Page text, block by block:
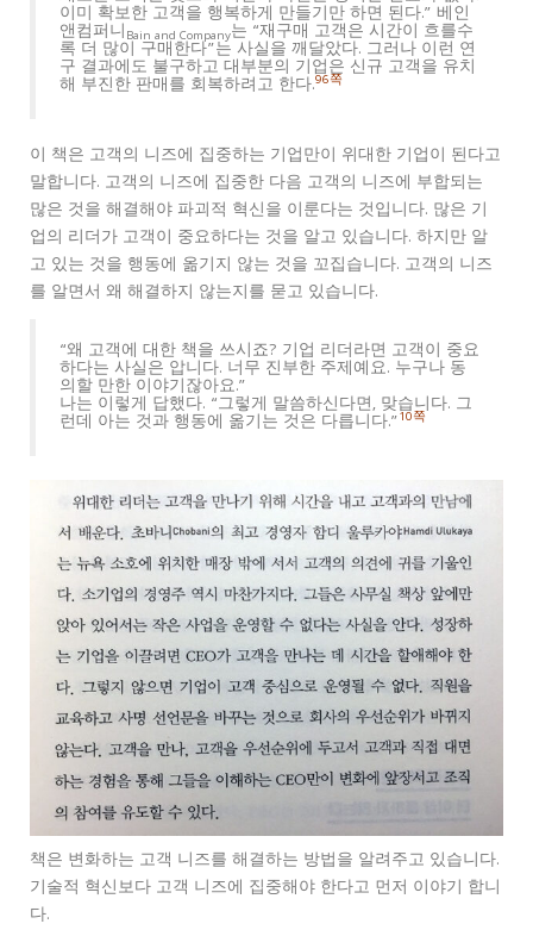
이미 확보한 고객을 행복하게 만들기만 하면 된다.” 베인
앤컴퍼니Bain and Company는 “재구매 고객은 시간이 흐를수
록 더 많이 구매한다”는 사실을 깨달았다. 그러나 이런 연
구 결과에도 불구하고 대부분의 기업은 신규 고객을 유치
해 부진한 판매를 회복하려고 한다.96쪽
이 책은 고객의 니즈에 집중하는 기업만이 위대한 기업이 된다고
말합니다. 고객의 니즈에 집중한 다음 고객의 니즈에 부합되는
많은 것을 해결해야 파괴적 혁신을 이룬다는 것입니다. 많은 기
업의 리더가 고객이 중요하다는 것을 알고 있습니다. 하지만 알
고 있는 것을 행동에 옮기지 않는 것을 꼬집습니다. 고객의 니즈
를 알면서 왜 해결하지 않는지를 묻고 있습니다.
“왜 고객에 대한 책을 쓰시죠? 기업 리더라면 고객이 중요
하다는 사실은 압니다. 너무 진부한 주제예요. 누구나 동
의할 만한 이야기잖아요.”
나는 이렇게 답했다. “그렇게 말씀하신다면, 맞습니다. 그
런데 아는 것과 행동에 옮기는 것은 다릅니다.”10쪽
책은 변화하는 고객 니즈를 해결하는 방법을 알려주고 있습니다.
기술적 혁신보다 고객 니즈에 집중해야 한다고 먼저 이야기 합니
다.